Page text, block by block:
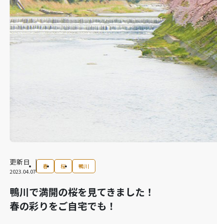
更新日
2023.04.07
春 桜 鴨川
鴨川で満開の桜を見てきました！
春の彩りをご自宅でも！